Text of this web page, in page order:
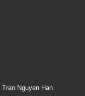
Nguyen Han